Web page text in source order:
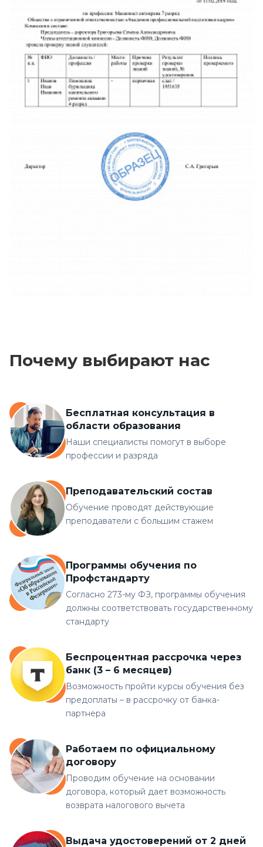
Почему выбирают нас
Бесплатная консультация в
области образования
Наши специалисты помогут в выборе
профессии и разряда
Преподавательский состав
Обучение проводят действующие
преподаватели с большим стажем
Программы обучения по
Профстандарту
Согласно 273-му ФЗ, программы обучения
должны соответствовать государственному
стандарту
Беспроцентная рассрочка через
банк (3 – 6 месяцев)
Возможность пройти курсы обучения без
предоплаты – в рассрочку от банка-
партнера
Работаем по официальному
договору
Проводим обучение на основании
договора, который дает возможность
возврата налогового вычета
Выдача удостоверений от 2 дней